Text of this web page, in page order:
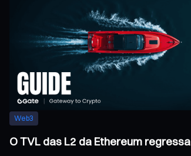
Web3
O TVL das L2 da Ethereum